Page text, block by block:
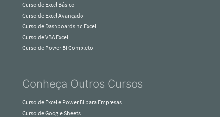
Curso de Excel Básico
Curso de Excel Avançado
Curso de Dashboards no Excel
Curso de VBA Excel
Curso de Power BI Completo
Conheça Outros Cursos
Curso de Excel e Power BI para Empresas
Curso de Google Sheets